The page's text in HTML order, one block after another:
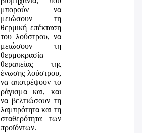
μπορούν να
μειώσουν τη
θερμική επέκταση
του λούστρου, να
μειώσουν τη
θερμοκρασία
θεραπείας της
ένωσης λούστρου,
να αποτρέψουν το
ράγισμα και, και
να βελτιώσουν τη
λαμπρότητα και τη
σταθερότητα των
προϊόντων.